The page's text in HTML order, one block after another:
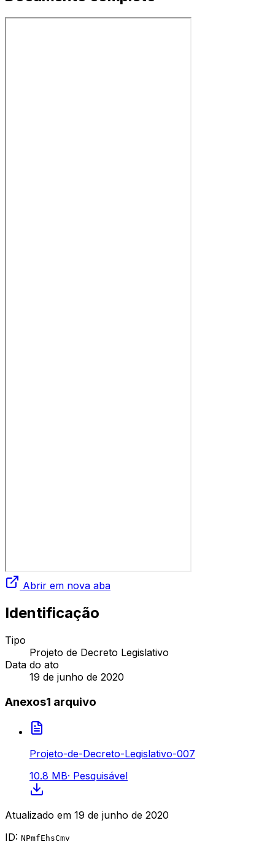
Abrir em nova aba
Identificação
Tipo
Projeto de Decreto Legislativo
Data do ato
19 de junho de 2020
Anexos1 arquivo
Projeto-de-Decreto-Legislativo-007
10.8 MB· Pesquisável
Atualizado em 19 de junho de 2020
ID: NPmfEhsCmv